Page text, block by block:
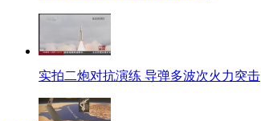
实拍二炮对抗演练 导弹多波次火力突击